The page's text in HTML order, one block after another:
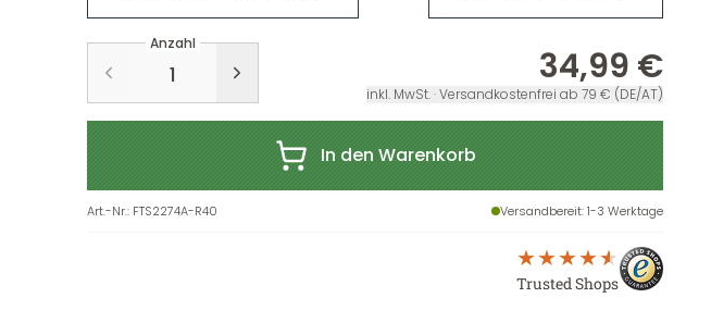
Anzahl
34,99 €
inkl. MwSt. · Versandkostenfrei ab 79 € (DE/AT)
In den Warenkorb
Art.-Nr.: FTS2274A-R40 Versandbereit: 1-3 Werktage
Trusted Shops